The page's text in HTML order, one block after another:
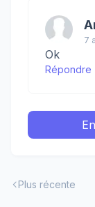
7
Ok
Répondre
Plus récente